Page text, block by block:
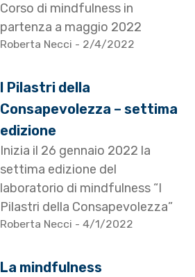
Corso di mindfulness in
partenza a maggio 2022
Roberta Necci - 2/4/2022
I Pilastri della
Consapevolezza – settima
edizione
Inizia il 26 gennaio 2022 la
settima edizione del
laboratorio di mindfulness “I
Pilastri della Consapevolezza”
Roberta Necci - 4/1/2022
La mindfulness